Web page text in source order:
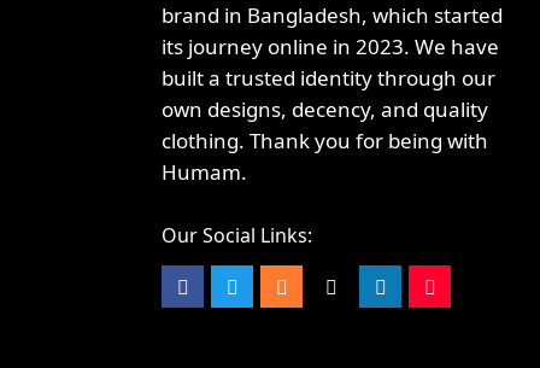
brand in Bangladesh, which started
its journey online in 2023. We have
built a trusted identity through our
own designs, decency, and quality
clothing. Thank you for being with
Humam.
Our Social Links: